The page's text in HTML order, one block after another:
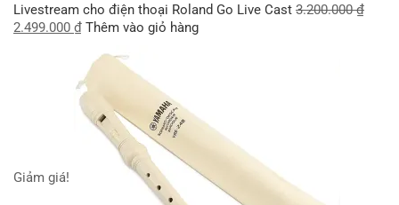
Livestream cho điện thoại Roland Go Live Cast 3.200.000₫
2.499.000 ₫ Thêm vào giỏ hàng
Giảm giá!